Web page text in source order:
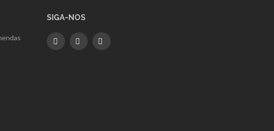
SIGA-NOS
